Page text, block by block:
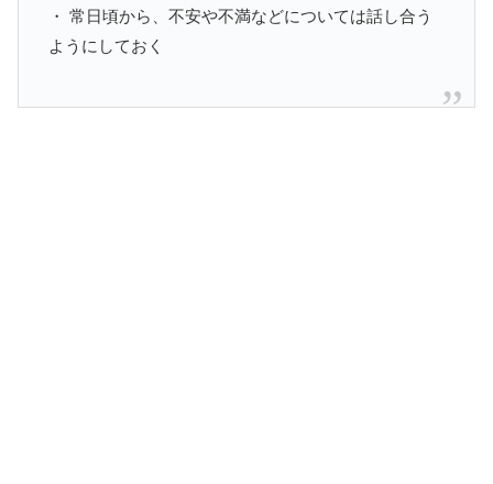
・ 常日頃から、不安や不満などについては話し合う
ようにしておく